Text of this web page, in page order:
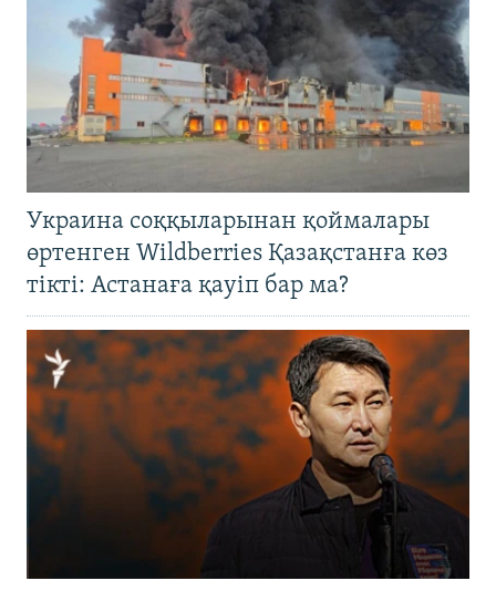
Украина соққыларынан қоймалары
өртенген Wildberries Қазақстанға көз
тікті: Астанаға қауіп бар ма?